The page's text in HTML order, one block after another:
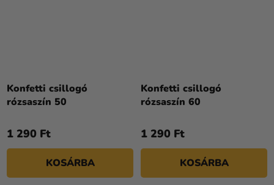
Konfetti csillogó
rózsaszín 50
1 290 Ft
KOSÁRBA
Konfetti csillogó
rózsaszín 60
1 290 Ft
KOSÁRBA